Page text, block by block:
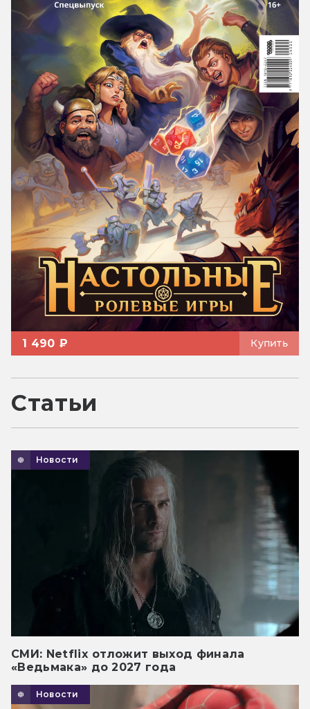
1 490 ₽ Купить
Статьи
Новости
СМИ: Netflix отложит выход финала
«Ведьмака» до 2027 года
Новости